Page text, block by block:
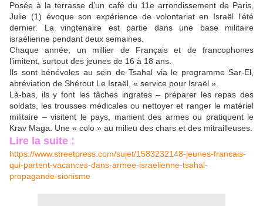
Posée à la terrasse d’un café du 11e arrondissement de Paris,
Julie (1) évoque son expérience de volontariat en Israël l’été
dernier. La vingtenaire est partie dans une base militaire
israélienne pendant deux semaines.
Chaque année, un millier de Français et de francophones
l’imitent, surtout des jeunes de 16 à 18 ans.
Ils sont bénévoles au sein de Tsahal via le programme Sar-El,
abréviation de Shérout Le Israël, « service pour Israël ».
Là-bas, ils y font les tâches ingrates – préparer les repas des
soldats, les trousses médicales ou nettoyer et ranger le matériel
militaire – visitent le pays, manient des armes ou pratiquent le
Krav Maga. Une « colo » au milieu des chars et des mitrailleuses.
Lire la suite :
https://www.streetpress.com/sujet/1583232148-jeunes-francais-
qui-partent-vacances-dans-armee-israelienne-tsahal-
propagande-sionisme